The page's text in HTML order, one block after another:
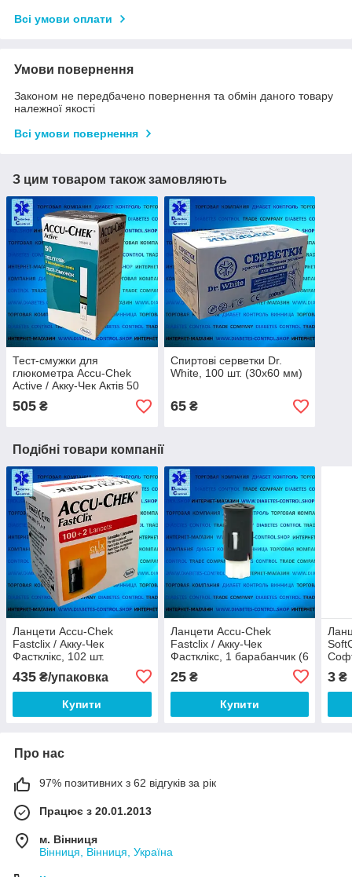
Всі умови оплати
Умови повернення
Законом не передбачено повернення та обмін даного товару
належної якості
Всі умови повернення
З цим товаром також замовляють
Тест-смужки для
глюкометра Accu-Chek
Active / Акку-Чек Актів 50
505 ₴
Спиртові серветки Dr.
White, 100 шт. (30х60 мм)
65₴
Подібні товари компанії
Ланцети Accu-Chek
Fastclix / Акку-Чек
Фастклікс, 102 шт.
435 ₴/упаковка
Купити
Ланцети Accu-Chek
Fastclix / Акку-Чек
Фастклікс, 1 барабанчик (6
25₴
Купити
3 ₴
Про нас
97% позитивних з 62 відгуків за рік
Працює з 20.01.2013
м. Вінниця
Вінниця, Вінниця, Україна